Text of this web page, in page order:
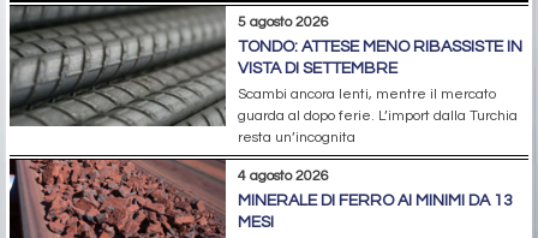
5 agosto 2026
TONDO: ATTESE MENO RIBASSISTE IN
VISTA DI SETTEMBRE
Scambi ancora lenti, mentre il mercato
guarda al dopo ferie. L’import dalla Turchia
resta un’incognita
4 agosto 2026
MINERALE DI FERRO AI MINIMI DA 13
MESI